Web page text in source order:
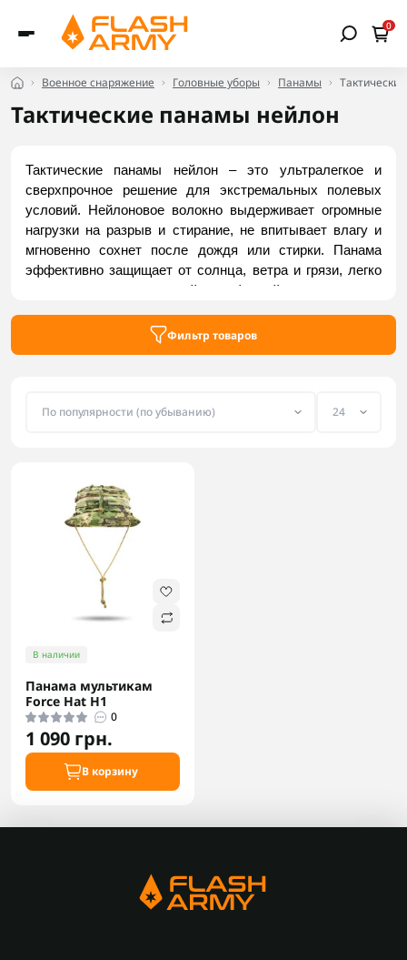
0
Военное снаряжение Головные уборы Панамы
Тактические панамы нейлон
Тактические панамы нейлон – это ультралегкое и
сверхпрочное решение для экстремальных полевых
условий. Нейлоновое волокно выдерживает огромные
нагрузки на разрыв и стирание, не впитывает влагу и
мгновенно сохнет после дождя или стирки. Панама
эффективно защищает от солнца, ветра и грязи, легко
чистится даже влажной салфеткой и компактно
идеальна для рейдов в жару и высокой влажности.
Фильтр товаров
В наличии
Панама мультикам
Force Hat H1
0
1 090 грн.
В корзину